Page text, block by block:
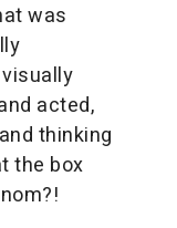
was
acted,
thinking
the box